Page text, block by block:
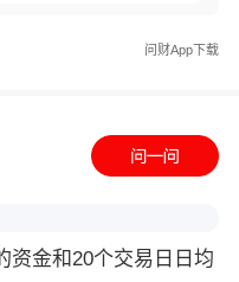
问财App下载
资金和20个交易日日均